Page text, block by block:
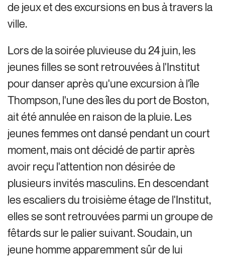
de jeux et des excursions en bus à travers la
ville.
Lors de la soirée pluvieuse du 24 juin, les
jeunes filles se sont retrouvées à l'Institut
pour danser après qu'une excursion à l'île
Thompson, l'une des îles du port de Boston,
ait été annulée en raison de la pluie. Les
jeunes femmes ont dansé pendant un court
moment, mais ont décidé de partir après
avoir reçu l'attention non désirée de
plusieurs invités masculins. En descendant
les escaliers du troisième étage de l'Institut,
elles se sont retrouvées parmi un groupe de
fêtards sur le palier suivant. Soudain, un
jeune homme apparemment sûr de lui